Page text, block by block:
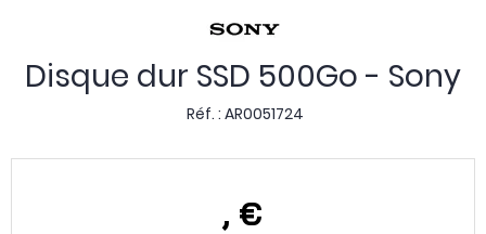
Disque dur SSD 500Go - Sony
Réf. : AR0051724
, €